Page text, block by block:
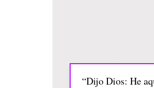
“Dijo Dios: He